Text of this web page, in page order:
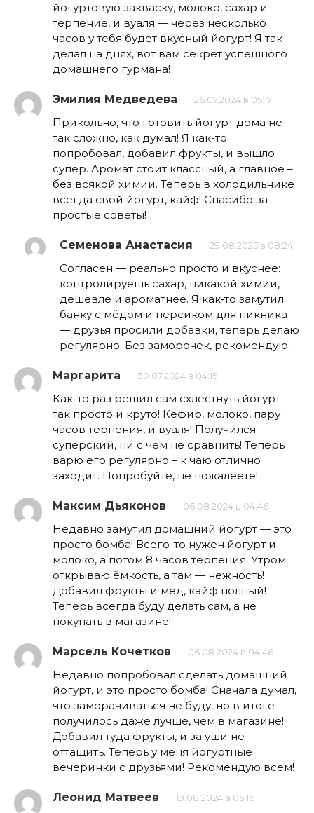
йогуртовую закваску, молоко, сахар и
терпение, и вуаля — через несколько
часов у тебя будет вкусный йогурт! Я так
делал на днях, вот вам секрет успешного
домашнего гурмана!
Эмилия Медведева 26.07.2024 в 05:17
Прикольно, что готовить йогурт дома не
так сложно, как думал! Я как-то
попробовал, добавил фрукты, и вышло
супер. Аромат стоит классный, а главное –
без всякой химии. Теперь в холодильнике
всегда свой йогурт, кайф! Спасибо за
простые советы!
Семенова Анастасия 29.08.2025 в 08:24
Согласен — реально просто и вкуснее:
контролируешь сахар, никакой химии,
дешевле и ароматнее. Я как‑то замутил
банку с мёдом и персиком для пикника
— друзья просили добавки, теперь делаю
регулярно. Без заморочек, рекомендую.
Маргарита 30.07.2024 в 04:15
Как-то раз решил сам схлестнуть йогурт –
так просто и круто! Кефир, молоко, пару
часов терпения, и вуаля! Получился
суперский, ни с чем не сравнить! Теперь
варю его регулярно – к чаю отлично
заходит. Попробуйте, не пожалеете!
Максим Дьяконов 06.08.2024 в 04:46
Недавно замутил домашний йогурт — это
просто бомба! Всего-то нужен йогурт и
молоко, а потом 8 часов терпения. Утром
открываю ёмкость, а там — нежность!
Добавил фрукты и мед, кайф полный!
Теперь всегда буду делать сам, а не
покупать в магазине!
Марсель Кочетков 06.08.2024 в 04:46
Недавно попробовал сделать домашний
йогурт, и это просто бомба! Сначала думал,
что заморачиваться не буду, но в итоге
получилось даже лучше, чем в магазине!
Добавил туда фрукты, и за уши не
оттащить. Теперь у меня йогуртные
вечеринки с друзьями! Рекомендую всем!
Леонид Матвеев 19.08.2024 в 05:16